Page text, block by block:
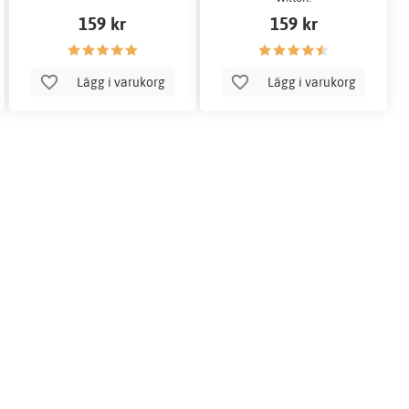
159 kr
Lägg i varukorg
159 kr
Lägg i varukorg